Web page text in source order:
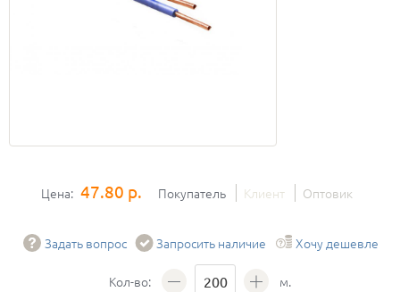
Цена: 47.80 р. Покупатель Клиент Оптовик
Задать вопрос Запросить наличие Хочу дешевле
Кол-во: м.